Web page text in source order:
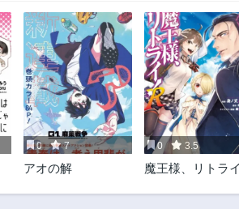
第1話
2年前
0 7
アオの解
0 3.5
魔王様、リトラ